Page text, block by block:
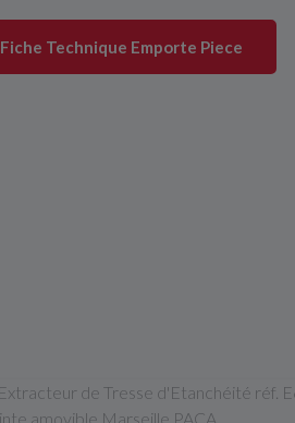
Fiche Technique Emporte Piece